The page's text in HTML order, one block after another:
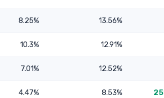
13.56%
8.25%
12.91%
10.3%
12.52%
7.01%
ואג"ח עם מניות(עד 25%
8.53%
4.47%